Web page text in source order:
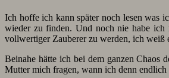
Ich hoffe ich kann später noch lesen was
wieder zu finden. Und noch nie habe ich
vollwertiger Zauberer zu werden, ich weiß
Beinahe hätte ich bei dem ganzen Chaos
Mutter mich fragen, wann ich denn